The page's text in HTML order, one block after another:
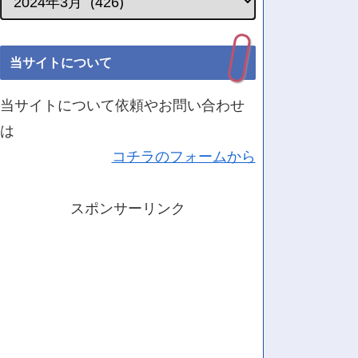
当サイトについて
当サイトについて依頼やお問い合わせ
は
コチラのフォームから
スポンサーリンク